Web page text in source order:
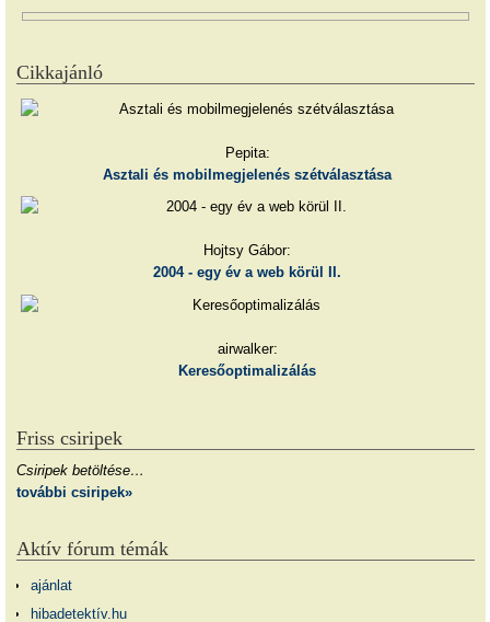
Cikkajánló
Pepita:
Asztali és mobilmegjelenés szétválasztása
Hojtsy Gábor:
2004 - egy év a web körül II.
airwalker:
Keresőoptimalizálás
Friss csiripek
Csiripek betöltése…
további csiripek»
Aktív fórum témák
ajánlat
hibadetektív.hu